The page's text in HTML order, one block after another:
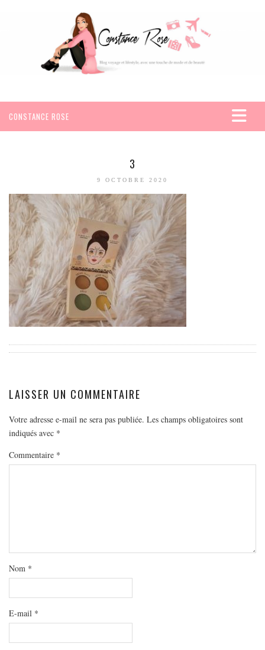
CONSTANCE ROSE
EGYPTE
SEYCHELLES
AMÉRIQUE
MEXIQUE
EUROPE
ESPAGNE
FRANCE
GRÈCE
HONGRIE
OCÉANIE
ARTICLES PRATIQUES
BEAUTÉ
ME CONTACTER
A PROPOS
3
9 OCTOBRE 2020
LAISSER UN COMMENTAIRE
Votre adresse e-mail ne sera pas publiée. Les champs obligatoires sont
indiqués avec *
Commentaire *
Nom *
E-mail *